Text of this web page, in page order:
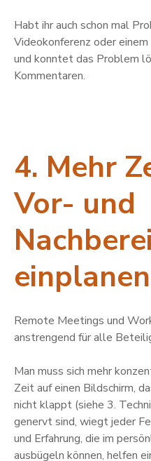
Habt ihr auch schon mal
Videokonferenz oder
und konntet das Problem
Kommentaren.
4. Mehr
Vor- und
einplanen
Remote Meetings und
anstrengend für alle
Man muss sich mehr
Zeit auf einen Bildschirm,
nicht klappt (siehe 3.
genervt sind, wiegt jeder
und Erfahrung, die im
ausbügeln können, helfen